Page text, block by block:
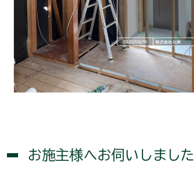
お施主様へお伺いしました